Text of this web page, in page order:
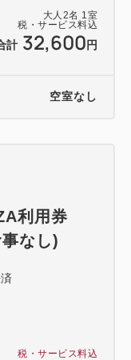
大人 2名 1 室
税・サービス料込
計 32,600 円
空室なし
税・サービス料込
利用券
なし)